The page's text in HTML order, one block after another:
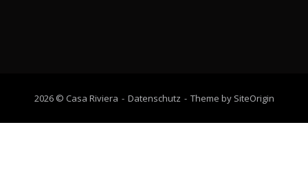
2026 © Casa Riviera Datenschutz Theme by SiteOrigin